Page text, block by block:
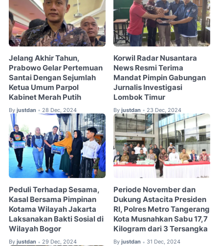
Jelang Akhir Tahun,
Prabowo Gelar Pertemuan
Santai Dengan Sejumlah
Ketua Umum Parpol
Kabinet Merah Putih
By justdan • 28 Dec, 2024
Korwil Radar Nusantara
News Resmi Terima
Mandat Pimpin Gabungan
Jurnalis Investigasi
Lombok Timur
By justdan • 23 Dec, 2024
Peduli Terhadap Sesama,
Kasal Bersama Pimpinan
Kotama Wilayah Jakarta
Laksanakan Bakti Sosial di
Wilayah Bogor
By justdan • 29 Dec, 2024
Periode November dan
Dukung Astacita Presiden
RI, Polres Metro Tangerang
Kota Musnahkan Sabu 17,7
Kilogram dari 3 Tersangka
By justdan • 31 Dec, 2024